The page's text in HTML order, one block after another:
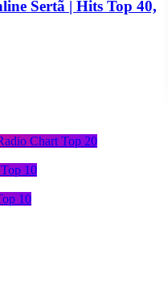
Chart Top 20
10
10